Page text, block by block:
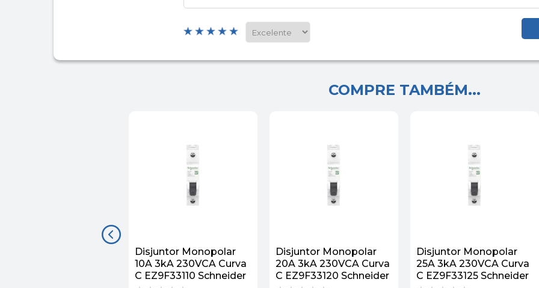
COMPRE TAMBÉM...
Disjuntor Monopolar
10A 3kA 230VCA Curva
C EZ9F33110 Schneider
Disjuntor Monopolar
20A 3kA 230VCA Curva
C EZ9F33120 Schneider
Disjuntor Monopolar
25A 3kA 230VCA Curva
C EZ9F33125 Schneider